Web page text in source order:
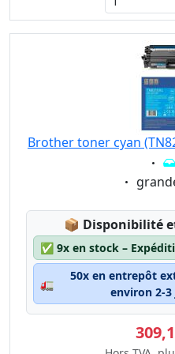
Brother toner cyan
📦 Lagerstatus:
Disponibilité
✅ 9x en stock –
🚛
50x en entrepôt
environ 2-